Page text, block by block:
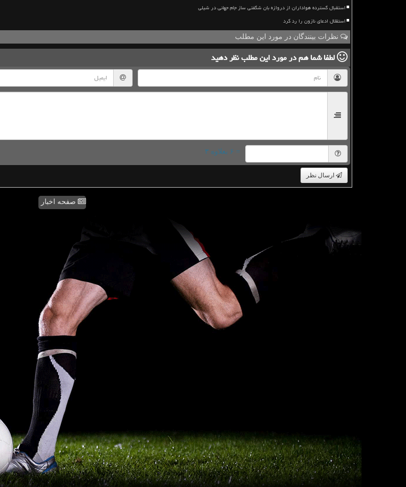
استقبال گسترده هواداران از دروازه بان شگفتی ساز جام جهانی در شیلی
استقلال ادعای نازون را رد کرد
نظرات بینندگان در مورد این مطلب
لطفا شما همدر مورد این مطلبنظر دهید
= ۶ بعلاوه ۳
ارسال نظر
صفحه اخبار